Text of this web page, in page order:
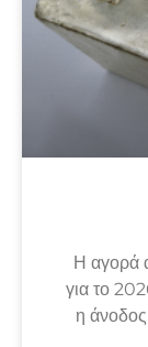
Η αγορά
για το
η άνοδος